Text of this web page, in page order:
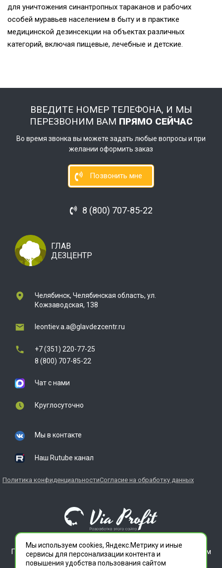
для уничтожения синантропных тараканов и рабочих
особей муравьев населением в быту и в практике
медицинской дезинсекции на объектах различных
категорий, включая пищевые, лечебные и детские.
ВВЕДИТЕ НОМЕР ТЕЛЕФОНА, И МЫ
ПЕРЕЗВОНИМ ВАМ ПРЯМО СЕЙЧАС
Во время звонка вы можете задать любые вопросы и при
желании оформить заказ
Позвонить мне
8 (800) 707-85-22
ГЛАВ
ДЕЗЦЕНТР
Челябинск, Челябинская область, ул.
Кожзаводская, 138
leontiev.a.a@glavdezcentr.ru
+7 (351) 220-77-25
8 (800) 707-85-22
Чат с нами
Круглосуточно
Мы в контакте
Наш Rutube канал
Политика конфиденциальностиСогласие на обработку данных
ГЛАВДЕЗЦЕНТР является зарегистрированным товарным
знаком. Все права защищены.
Мы используем cookies, Яндекс.Метрику и иные
сервисы для персонализации контента и
повышения удобства пользования сайтом